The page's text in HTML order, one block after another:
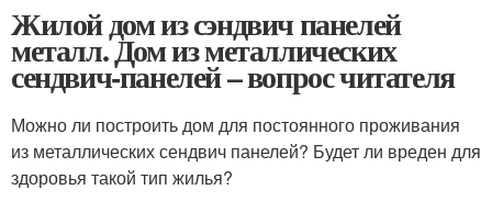
Жилой дом из сэндвич панелей
металл. Дом из металлических
сендвич-панелей – вопрос читателя
Можно ли построить дом для постоянного проживания
из металлических сендвич панелей? Будет ли вреден для
здоровья такой тип жилья?